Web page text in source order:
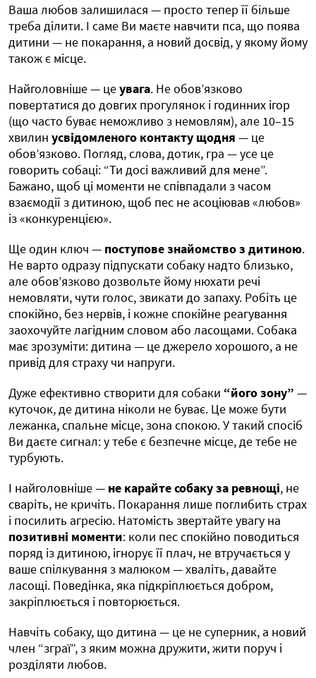
Ваша любов залишилася — просто тепер її більше
треба ділити. І саме Ви маєте навчити пса, що поява
дитини — не покарання, а новий досвід, у якому йому
також є місце.
Найголовніше — цеувага. Не обов’язково
повертатися до довгих прогулянок і годинних ігор
(що часто буває неможливо з немовлям), але 10–15
хвилин усвідомленого контакту щодня — це
обов’язково. Погляд, слова, дотик, гра — усе це
говорить собаці: “Ти досі важливий для мене”.
Бажано, щоб ці моменти не співпадали з часом
взаємодії з дитиною, щоб пес не асоціював «любов»
із «конкуренцією».
Ще один ключ — поступове знайомство з дитиною.
Не варто одразу підпускати собаку надто близько,
але обов’язково дозвольте йому нюхати речі
немовляти, чути голос, звикати до запаху. Робіть це
спокійно, без нервів, і кожне спокійне реагування
заохочуйте лагідним словом або ласощами. Собака
має зрозуміти: дитина — це джерело хорошого, а не
привід для страху чи напруги.
Дуже ефективно створити для собаки “його зону” —
куточок, де дитина ніколи не буває. Це може бути
лежанка, спальне місце, зона спокою. У такий спосіб
Ви даєте сигнал: у тебе є безпечне місце, де тебе не
турбують.
І найголовніше — не карайте собаку за ревнощі, не
сваріть, не кричіть. Покарання лише поглибить страх
і посилить агресію. Натомість звертайте увагу на
позитивні моменти: коли пес спокійно поводиться
поряд із дитиною, ігнорує її плач, не втручається у
ваше спілкування з малюком — хваліть, давайте
ласощі. Поведінка, яка підкріплюється добром,
закріплюється і повторюється.
Навчіть собаку, що дитина — це не суперник, а новий
член “зграї”, з яким можна дружити, жити поруч і
розділяти любов.